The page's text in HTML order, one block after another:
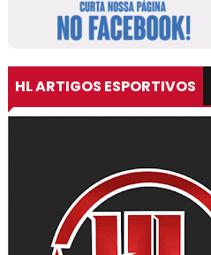
HL ARTIGOS ESPORTIVOS